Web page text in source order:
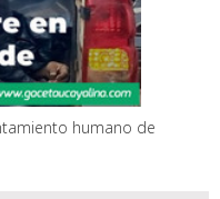
humano de